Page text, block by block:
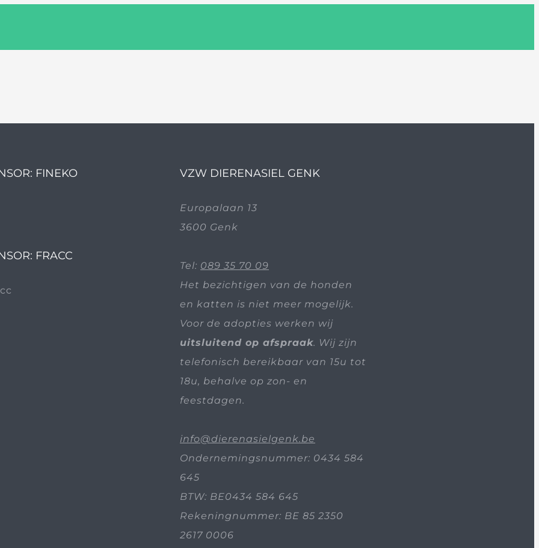
FINEKO
FRACC
VZW DIERENASIEL GENK
Europalaan 13
3600 Genk
Tel: 089 35 70 09
Het bezichtigen van de honden
en katten is niet meer mogelijk.
Voor de adopties werken wij
uitsluitend op afspraak. Wij zijn
telefonisch bereikbaar van 15u tot
18u, behalve op zon- en
feestdagen.
info@dierenasielgenk.be
Ondernemingsnummer: 0434 584
645
BTW: BE0434 584 645
Rekeningnummer: BE 85 2350
2617 0006